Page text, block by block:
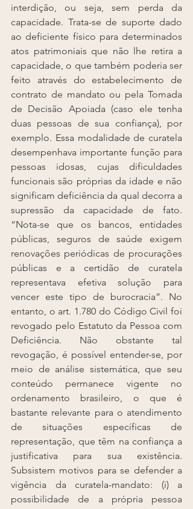
interdição, ou seja, sem perda da
capacidade. Trata-se de suporte dado
ao deficiente físico para determinados
atos patrimoniais que não lhe retira a
capacidade, o que também poderia ser
feito através do estabelecimento de
contrato de mandato ou pela Tomada
de Decisão Apoiada (caso ele tenha
duas pessoas de sua confiança), por
exemplo. Essa modalidade de curatela
desempenhava importante função para
pessoas idosas, cujas dificuldades
funcionais são próprias da idade e não
significam deficiência da qual decorra a
supressão da capacidade de fato.
“Nota-se que os bancos, entidades
públicas, seguros de saúde exigem
renovações periódicas de procurações
públicas e a certidão de curatela
representava efetiva solução para
vencer este tipo de burocracia”. No
entanto, o art. 1.780 do Código Civil foi
revogado pelo Estatuto da Pessoa com
Deficiência. Não obstante tal
revogação, é possível entender-se, por
meio de análise sistemática, que seu
conteúdo permanece vigente no
ordenamento brasileiro, o que é
bastante relevante para o atendimento
de situações específicas de
representação, que têm na confiança a
justificativa para sua existência.
Subsistem motivos para se defender a
vigência da curatela-mandato: (i) a
possibilidade de a própria pessoa